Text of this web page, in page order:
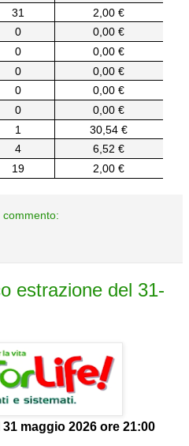
31
2,00 €
0
0,00 €
0
0,00 €
0
0,00 €
0
0,00 €
0
0,00 €
1
30,54 €
4
6,52 €
19 2,00 €
commento:
estrazione del 31-
31 maggio 2026 ore 21:00